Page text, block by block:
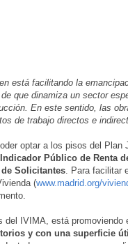
está facilitando la
que dinamiza un sector
En este sentido, las
de trabajo directos e
optar a los pisos del Plan
Público de Renta
Solicitantes . Para facilitar
(www.madrid.org/
del IVIMA, está promoviendo
y con una superficie